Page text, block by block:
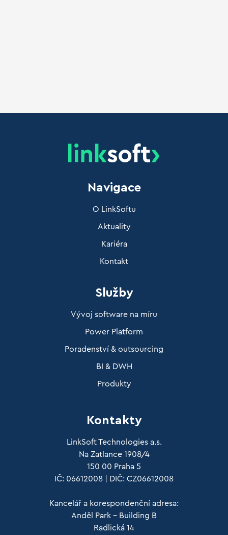
Navigace
O LinkSoftu
Aktuality
Kariéra
Kontakt
Služby
Vývoj software na míru
Power Platform
Poradenství & outsourcing
BI & DWH
Produkty
Kontakty
LinkSoft Technologies a.s.
Na Zatlance 1908/4
150 00 Praha 5
IČ: 06612008 | DIČ: CZ06612008
Kancelář a korespondenční adresa:
Anděl Park – Building B
Radlická 14